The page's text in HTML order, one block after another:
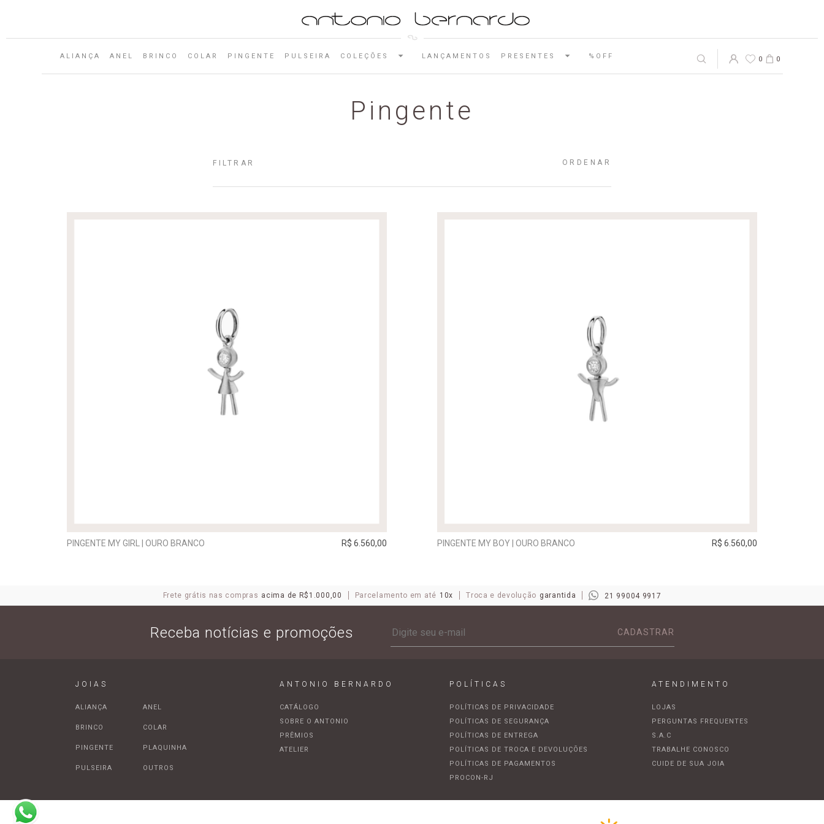
ALIANÇA ANEL BRINCO COLAR PINGENTE PULSEIRA COLEÇÕES LANÇAMENTOS PRESENTES %OFF 0 0
Pingente
FILTRAR ORDENAR
PINGENTE MY GIRL | OURO BRANCO R$ 6.560,00 PINGENTE MY BOY | OURO BRANCO R$ 6.560,00
Frete grátis nas compras acima de R$1.000,00 Parcelamento em até 10x Troca e devolução garantida 21 99004 9917
Receba notícias e promoções CADASTRAR
JOIAS
ALIANÇA ANEL
BRINCO COLAR
PINGENTE PLAQUINHA
PULSEIRA OUTROS
ANTONIO BERNARDO
CATÁLOGO
SOBRE O ANTONIO
PRÊMIOS
ATELIER
POLÍTICAS
POLÍTICAS DE PRIVACIDADE
POLÍTICAS DE SEGURANÇA
POLÍTICAS DE ENTREGA
POLÍTICAS DE TROCA E DEVOLUÇÕES
POLÍTICAS DE PAGAMENTOS
PROCON-RJ
ATENDIMENTO
LOJAS
PERGUNTAS FREQUENTES
S.A.C
TRABALHE CONOSCO
CUIDE DE SUA JOIA